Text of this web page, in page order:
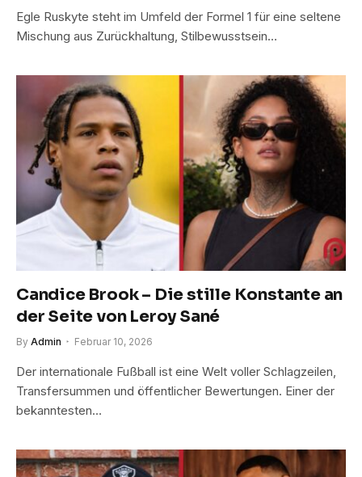
Egle Ruskyte steht im Umfeld der Formel 1 für eine seltene
Mischung aus Zurückhaltung, Stilbewusstsein…
Candice Brook – Die stille Konstante an
der Seite von Leroy Sané
By Admin Februar 10, 2026
Der internationale Fußball ist eine Welt voller Schlagzeilen,
Transfersummen und öffentlicher Bewertungen. Einer der
bekanntesten…